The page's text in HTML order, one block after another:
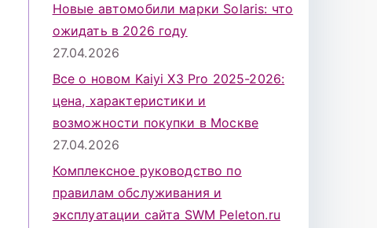
Новые автомобили марки Solaris: что
ожидать в 2026 году
27.04.2026
Все о новом Kaiyi X3 Pro 2025-2026:
цена, характеристики и
возможности покупки в Москве
27.04.2026
Комплексное руководство по
правилам обслуживания и
эксплуатации сайта SWM Peleton.ru